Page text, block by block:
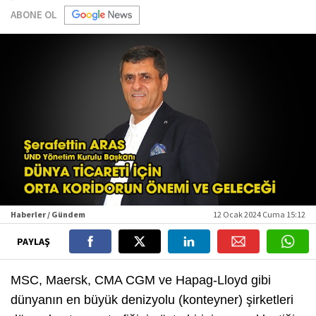
ABONE OL
Haberler / Gündem 12 Ocak 2024 Cuma 15:12
PAYLAŞ
MSC, Maersk, CMA CGM ve Hapag-Lloyd gibi
dünyanın en büyük denizyolu (konteyner) şirketleri